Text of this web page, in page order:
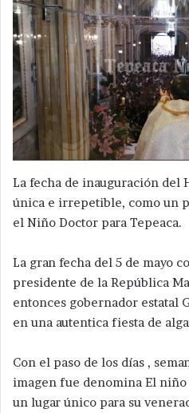
La fecha de inauguración del
única e irrepetible, como un
el Niño Doctor para Tepeaca.
La gran fecha del 5 de mayo
presidente de la República
entonces gobernador estatal
en una autentica fiesta de
Con el paso de los días ,
imagen fue denomina El
un lugar único para su